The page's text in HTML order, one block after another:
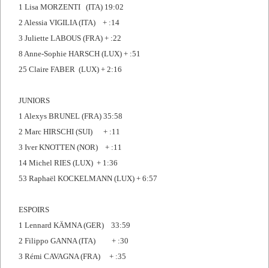
1 Lisa MORZENTI (ITA) 19:02
2 Alessia VIGILIA (ITA) + :14
3 Juliette LABOUS (FRA) + :22
8 Anne-Sophie HARSCH (LUX) + :51
25 Claire FABER (LUX) + 2:16
JUNIORS
1 Alexys BRUNEL (FRA) 35:58
2 Marc HIRSCHI (SUI) + :11
3 Iver KNOTTEN (NOR) + :11
14 Michel RIES (LUX) + 1:36
53 Raphaël KOCKELMANN (LUX) + 6:57
ESPOIRS
1 Lennard KÄMNA (GER) 33:59
2 Filippo GANNA (ITA) + :30
3 Rémi CAVAGNA (FRA) + :35